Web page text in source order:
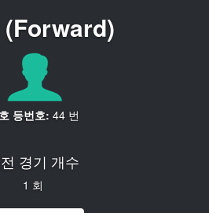
(Forward)
등번호: 44 번
경기 개수
1 회